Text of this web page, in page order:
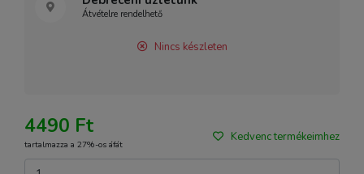
Átvételre rendelhető
Nincs készleten
4490 Ft
tartalmazza a 27%-os áfát
Kedvenc termékeimhez